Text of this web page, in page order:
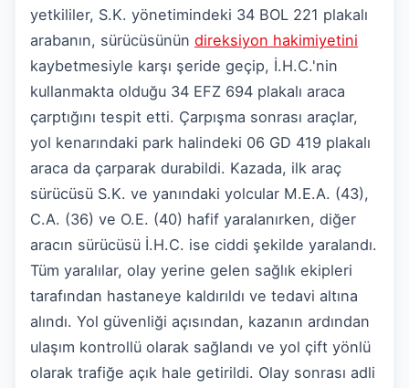
yetkililer, S.K. yönetimindeki 34 BOL 221 plakalı
arabanın, sürücüsünün direksiyon hakimiyetini
kaybetmesiyle karşı şeride geçip, İ.H.C.'nin
kullanmakta olduğu 34 EFZ 694 plakalı araca
çarptığını tespit etti. Çarpışma sonrası araçlar,
yol kenarındaki park halindeki 06 GD 419 plakalı
araca da çarparak durabildi. Kazada, ilk araç
sürücüsü S.K. ve yanındaki yolcular M.E.A. (43),
C.A. (36) ve O.E. (40) hafif yaralanırken, diğer
aracın sürücüsü İ.H.C. ise ciddi şekilde yaralandı.
Tüm yaralılar, olay yerine gelen sağlık ekipleri
tarafından hastaneye kaldırıldı ve tedavi altına
alındı. Yol güvenliği açısından, kazanın ardından
ulaşım kontrollü olarak sağlandı ve yol çift yönlü
olarak trafiğe açık hale getirildi. Olay sonrası adli